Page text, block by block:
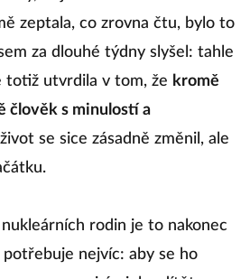
zeptala, co zrovna čtu, bylo to
za dlouhé týdny slyšel: tahle
totiž utvrdila v tom, že kromě
člověk s minulostí a
se sice zásadně změnil, ale
rodin je to nakonec
nejvíc: aby se ho